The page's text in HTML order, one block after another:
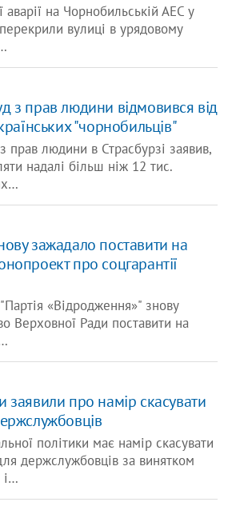
аварії на Чорнобильській АЕС у
вулиці в урядовому
з прав людини відмовився від
"чорнобильців"
прав людини в Страсбурзі заявив,
надалі більш ніж 12 тис.
зажадало поставити на
про соцгарантії
«Відродження»" знову
Верховної Ради поставити на
заявили про намір скасувати
політики має намір скасувати
держслужбовців за винятком
і…